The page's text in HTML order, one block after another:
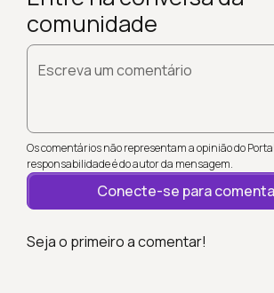
comunidade
Escreva um comentário
Os comentários não representam a opinião do
responsabilidade é do autor da mensagem.
Conecte-se para
Seja o primeiro a comentar!